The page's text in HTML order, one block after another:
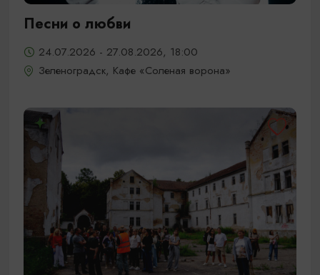
Песни о любви
24.07.2026 - 27.08.2026, 18:00
Зеленоградск, Кафе «Соленая ворона»